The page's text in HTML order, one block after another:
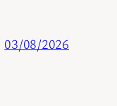
03/08/2026